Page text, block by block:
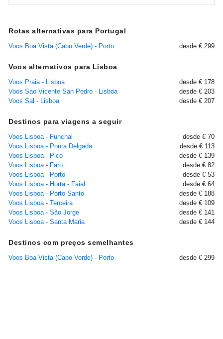
Rotas alternativas para Portugal
Voos Boa Vista (Cabo Verde) - Porto desde € 299
Voos alternativos para Lisboa
Voos Praia - Lisboa
desde € 178
Voos Sao Vicente San Pedro - Lisboa
desde € 203
Voos Sal - Lisboa
desde € 207
Destinos para viagens a seguir
Voos Lisboa - Funchal
desde € 70
Voos Lisboa - Ponta Delgada
desde € 113
Voos Lisboa - Pico
desde € 139
Voos Lisboa - Faro
desde € 82
Voos Lisboa - Porto
desde € 53
Voos Lisboa - Horta - Faial
desde € 64
Voos Lisboa - Porto Santo
desde € 188
Voos Lisboa - Terceira
desde € 109
Voos Lisboa - São Jorge
desde € 141
Voos Lisboa - Santa Maria
desde € 144
Destinos com preços semelhantes
Voos Boa Vista (Cabo Verde) - Porto desde € 299